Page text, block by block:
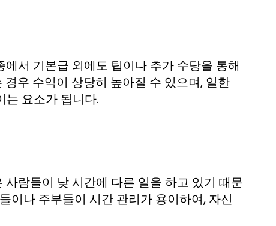
서 기본급 외에도 팁이나 추가 수당을 통해
우 수익이 상당히 높아질 수 있으며, 일한
는 요소가 됩니다.
람들이 낮 시간에 다른 일을 하고 있기 때문
이나 주부들이 시간 관리가 용이하여, 자신